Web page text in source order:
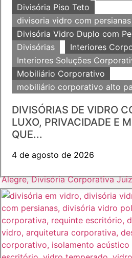
Divisória Piso Teto
divisoria vidro com persianas
Divisória Vidro Duplo com
Divisórias
Interiores
Interiores Soluções
Mobiliário Corporativo
mobiliário corporativo alto
DIVISÓRIAS DE VIDRO
LUXO, PRIVACIDADE E
QUE...
4 de agosto de 2026